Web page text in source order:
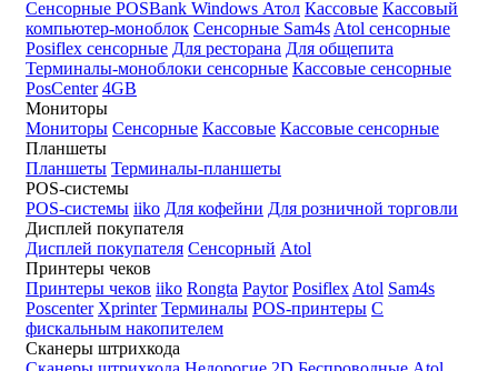
Сенсорные POSBank Windows Атол Кассовые Кассовый
компьютер-моноблок Сенсорные Sam4s Atol сенсорные
Posiflex сенсорные Для ресторана Для общепита
Терминалы-моноблоки сенсорные Кассовые сенсорные
PosCenter 4GB
Мониторы
Мониторы Сенсорные Кассовые Кассовые сенсорные
Планшеты
Планшеты Терминалы-планшеты
POS-системы
POS-системы iiko Для кофейни Для розничной торговли
Дисплей покупателя
Дисплей покупателя Сенсорный Atol
Принтеры чеков
Принтеры чеков iiko Rongta Paytor Posiflex Atol Sam4s
Poscenter Xprinter Терминалы POS-принтеры С
фискальным накопителем
Сканеры штрихкода